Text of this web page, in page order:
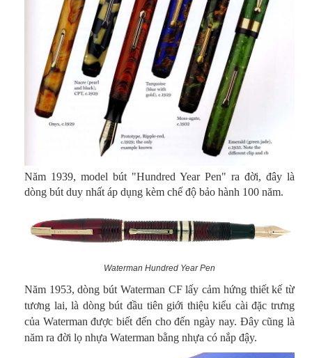
Năm 1939, model bút "Hundred Year Pen" ra đời, đây là
dòng bút duy nhất áp dụng kèm chế độ bảo hành 100 năm.
Waterman Hundred Year Pen
Năm 1953, dòng bút Waterman CF lấy cảm hứng thiết kế từ
tương lai, là dòng bút đầu tiên giới thiệu kiểu cài đặc trưng
của Waterman được biết đến cho đến ngày nay. Đây cũng là
năm ra đời lọ nhựa Waterman bằng nhựa có nắp đậy.